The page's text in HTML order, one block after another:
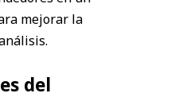
mejorar la
del